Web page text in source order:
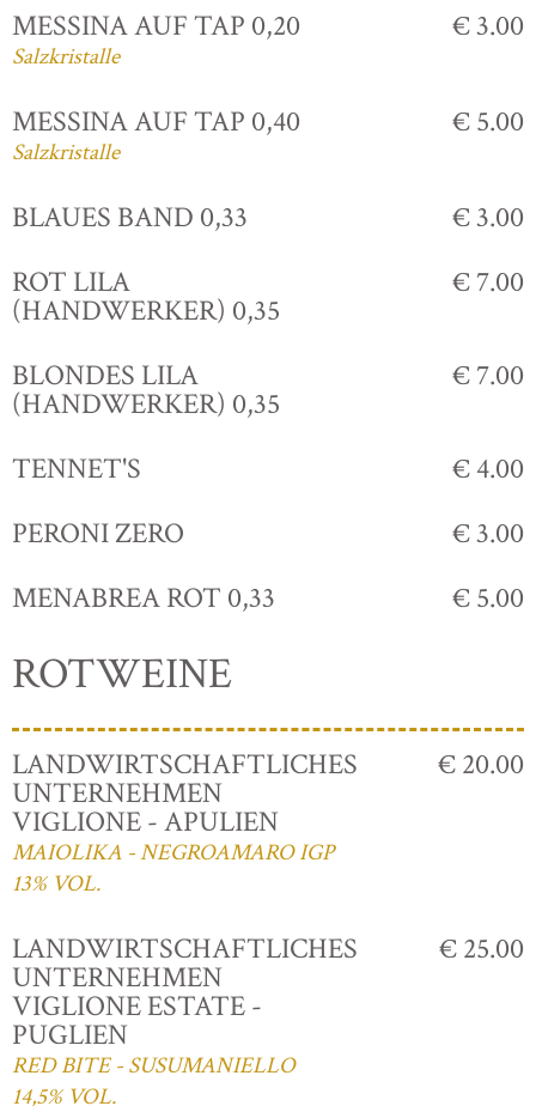
MESSINA AUF TAP 0,20
Salzkristalle
€ 3.00
MESSINA AUF TAP 0,40
Salzkristalle
€ 5.00
BLAUES BAND 0,33
€ 3.00
ROT LILA
(HANDWERKER) 0,35
€ 7.00
BLONDES LILA
(HANDWERKER) 0,35
€ 7.00
TENNET'S
€ 4.00
PERONI ZERO
€ 3.00
MENABREA ROT 0,33
€ 5.00
ROTWEINE
LANDWIRTSCHAFTLICHES
UNTERNEHMEN
VIGLIONE - APULIEN
MAIOLIKA - NEGROAMARO IGP
13% VOL.
€ 20.00
LANDWIRTSCHAFTLICHES
UNTERNEHMEN
VIGLIONE ESTATE -
PUGLIEN
RED BITE - SUSUMANIELLO
14,5% VOL.
€ 25.00